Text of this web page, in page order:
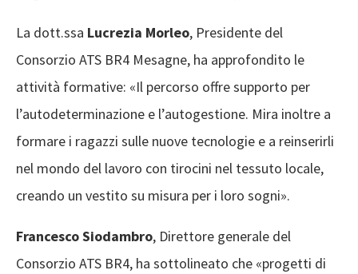
La dott.ssa Lucrezia Morleo, Presidente del
Consorzio ATS BR4 Mesagne, ha approfondito le
attività formative: «Il percorso offre supporto per
l’autodeterminazione e l’autogestione. Mira inoltre a
formare i ragazzi sulle nuove tecnologie e a reinserirli
nel mondo del lavoro con tirocini nel tessuto locale,
creando un vestito su misura per i loro sogni».
Francesco Siodambro, Direttore generale del
Consorzio ATS BR4, ha sottolineato che «progetti di